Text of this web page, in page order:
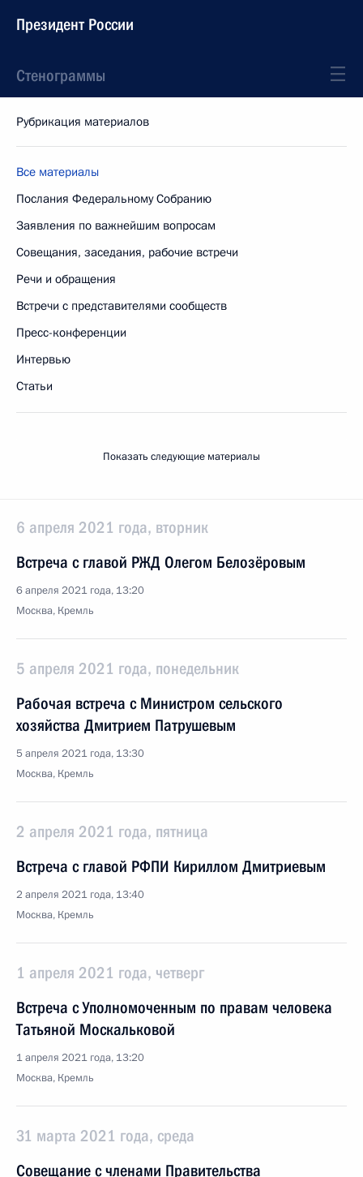
Президент России
Стенограммы
Рубрикация материалов
Все материалы
Послания Федеральному Собранию
Заявления по важнейшим вопросам
Совещания, заседания, рабочие встречи
Речи и обращения
Встречи с представителями сообществ
Пресс-конференции
Интервью
Статьи
Показать следующие материалы
6 апреля 2021 года, вторник
Встреча с главой РЖД Олегом Белозёровым
6 апреля 2021 года, 13:20
Москва, Кремль
5 апреля 2021 года, понедельник
Рабочая встреча с Министром сельского
хозяйства Дмитрием Патрушевым
5 апреля 2021 года, 13:30
Москва, Кремль
2 апреля 2021 года, пятница
Встреча с главой РФПИ Кириллом Дмитриевым
2 апреля 2021 года, 13:40
Москва, Кремль
1 апреля 2021 года, четверг
Встреча с Уполномоченным по правам человека
Татьяной Москальковой
1 апреля 2021 года, 13:20
Москва, Кремль
31 марта 2021 года, среда
Совещание с членами Правительства